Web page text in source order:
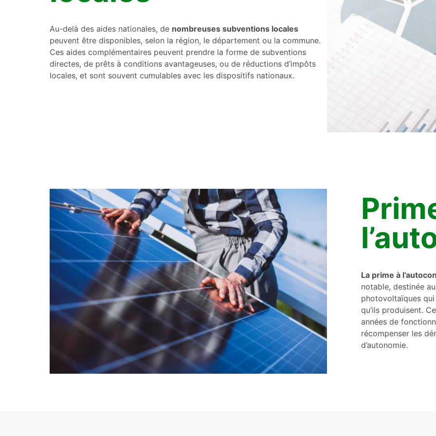
Au-delà des aides nationales, de nombreuses subventions locales
peuvent être disponibles, selon la région, le département ou la commune.
Ces aides complémentaires peuvent prendre la forme de subventions
directes, de prêts à conditions avantageuses, ou de réductions d’impôts
locales, et sont souvent cumulables avec les dispositifs nationaux.
La prime à
notable, destinée
photovoltaïques qui
qu’ils produisent.
années de
récompenser les
d’autonomie.